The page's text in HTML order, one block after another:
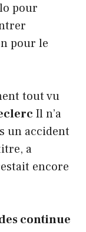
pour
pour le
tout vu
Il n’a
un accident
a
encore
continue